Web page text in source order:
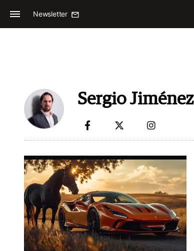
Newsletter
Sergio Jiménez